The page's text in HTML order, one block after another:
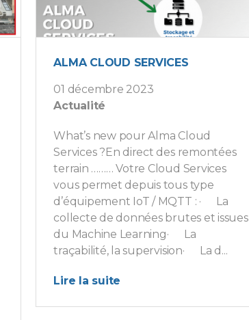
ALMA CLOUD SERVICES
01 décembre 2023
Actualité
What’s new pour Alma Cloud
Services ?En direct des remontées
terrain ……… Votre Cloud Services
vous permet depuis tous type
d’équipement IoT / MQTT : · La
collecte de données brutes et issues
du Machine Learning· La
traçabilité, la supervision· La d...
Lire la suite